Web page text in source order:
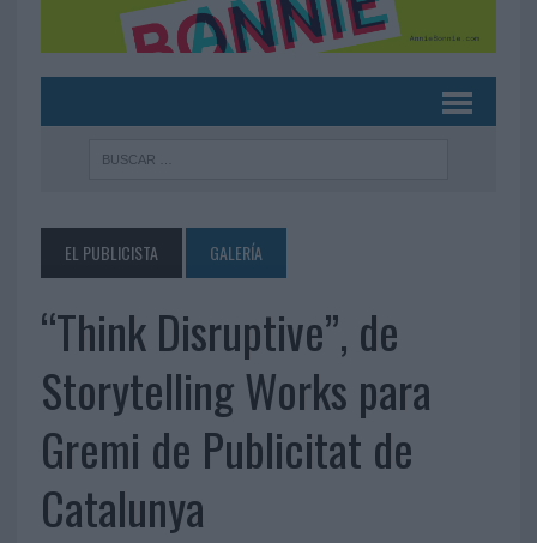
EL PUBLICISTA GALERÍA
“Think Disruptive”, de
Storytelling Works para
Gremi de Publicitat de
Catalunya